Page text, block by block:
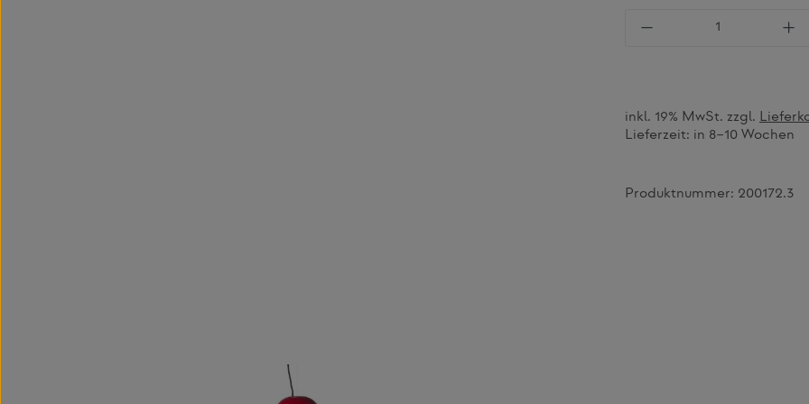
Produkt Anzahl:
inkl. 19% MwSt. zzgl.
Lieferzeit: in 8–10 Wochen
Produktnummer: 200172.3